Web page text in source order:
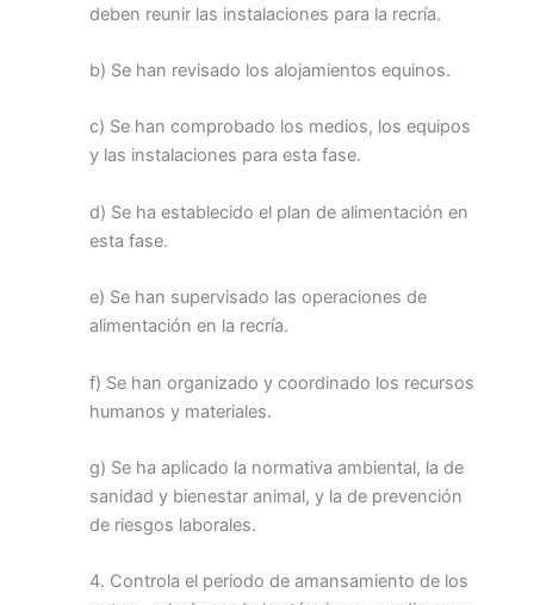
deben reunir las instalaciones para la recría.
b) Se han revisado los alojamientos equinos.
c) Se han comprobado los medios, los equipos
y las instalaciones para esta fase.
d) Se ha establecido el plan de alimentación en
esta fase.
e) Se han supervisado las operaciones de
alimentación en la recría.
f) Se han organizado y coordinado los recursos
humanos y materiales.
g) Se ha aplicado la normativa ambiental, la de
sanidad y bienestar animal, y la de prevención
de riesgos laborales.
4. Controla el periodo de amansamiento de los